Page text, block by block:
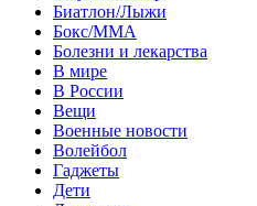
Биатлон/Лыжи
Бокс/MMA
Болезни и лекарства
В мире
В России
Вещи
Военные новости
Волейбол
Гаджеты
Дети